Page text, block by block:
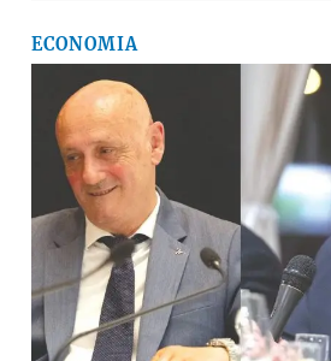
ECONOMIA